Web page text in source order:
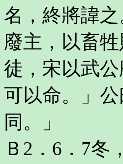
名，終將諱
廢主，以畜
徒，宋以武
可以命。」
同。」
Ｂ2．6．7冬